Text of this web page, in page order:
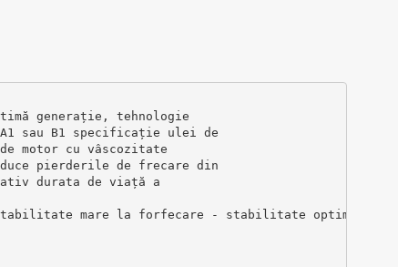
generație, tehnologie
sau B1 specificație ulei de
motor cu vâscozitate
pierderile de frecare din
durata de viață a
stabilitate mare la forfecare - stabilitate